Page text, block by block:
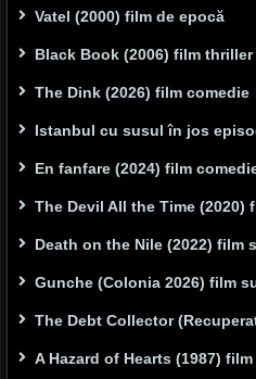
Vatel (2000) film de epocă
Black Book (2006) film thriller
The Dink (2026) film comedie
Istanbul cu susul în jos
En fanfare (2024) film
The Devil All the Time (2020)
Death on the Nile (2022) film
Gunche (Colonia 2026) film
The Debt Collector
A Hazard of Hearts (1987)